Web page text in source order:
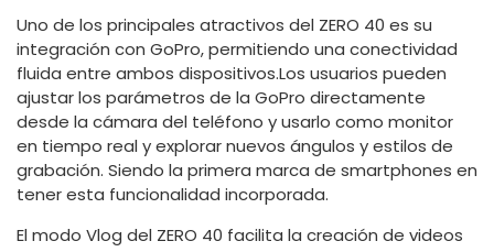
Uno de los principales atractivos del ZERO 40 es su
integración con GoPro, permitiendo una conectividad
fluida entre ambos dispositivos.Los usuarios pueden
ajustar los parámetros de la GoPro directamente
desde la cámara del teléfono y usarlo como monitor
en tiempo real y explorar nuevos ángulos y estilos de
grabación. Siendo la primera marca de smartphones en
tener esta funcionalidad incorporada.
El modo Vlog del ZERO 40 facilita la creación de videos